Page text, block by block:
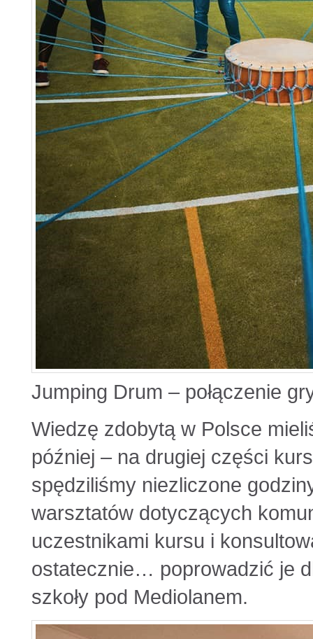
Jumping Drum – połączenie
Wiedzę zdobytą w Polsce
później – na drugiej części
spędziliśmy niezliczone
warsztatów dotyczących
uczestnikami kursu i
ostatecznie… poprowadzić je
szkoły pod Mediolanem.